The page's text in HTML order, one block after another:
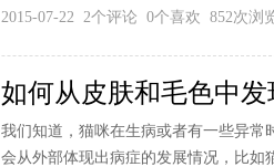
2015-07-22 2个评论 0个喜欢 852次浏
如何从皮肤和毛色中发
我们知道，猫咪在生病或者有一些异常
会从外部体现出病症的发展情况，比如